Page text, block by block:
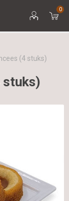
0
(4 stuks)
stuks)